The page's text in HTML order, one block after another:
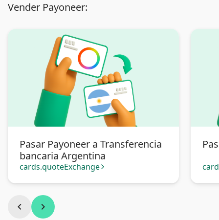
Vender Payoneer:
Pasar Payoneer a Transferencia
bancaria Argentina
cards.quoteExchange arrow_forward_ios
chevron_left chevron_right